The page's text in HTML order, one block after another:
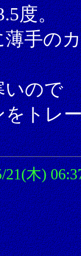
度。
手の
いので
トレ
21(木)